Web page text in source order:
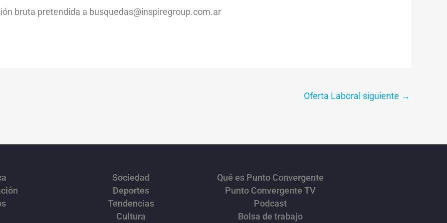
bruta pretendida a busquedas@inspiregroup.com.ar
Oferta Laboral siguiente →
Sociedad
Deportes
Tendencias
Cultura
Qué es Punto Convergente
Punto Convergente TV
Podcast
Bolsa de trabajo